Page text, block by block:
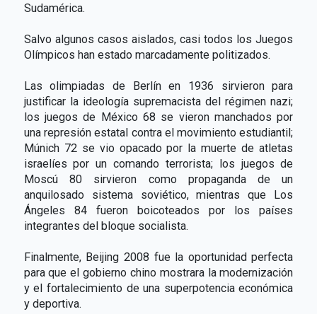
Sudamérica.
Salvo algunos casos aislados, casi todos los Juegos
Olímpicos han estado marcadamente politizados.
Las olimpiadas de Berlín en 1936 sirvieron para
justificar la ideología supremacista del régimen nazi;
los juegos de México 68 se vieron manchados por
una represión estatal contra el movimiento estudiantil;
Múnich 72 se vio opacado por la muerte de atletas
israelíes por un comando terrorista; los juegos de
Moscú 80 sirvieron como propaganda de un
anquilosado sistema soviético, mientras que Los
Ángeles 84 fueron boicoteados por los países
integrantes del bloque socialista.
Finalmente, Beijing 2008 fue la oportunidad perfecta
para que el gobierno chino mostrara la modernización
y el fortalecimiento de una superpotencia económica
y deportiva.